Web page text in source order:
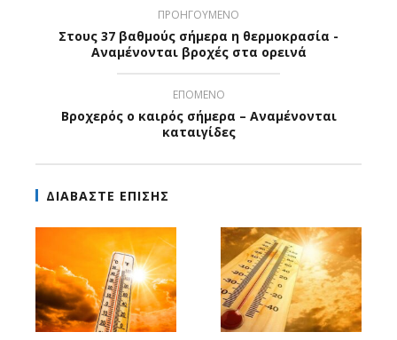
ΠΡΟΗΓΟΥΜΕΝΟ
Στους 37 βαθμούς σήμερα η θερμοκρασία -
Αναμένονται βροχές στα ορεινά
ΕΠΟΜΕΝΟ
Βροχερός ο καιρός σήμερα – Αναμένονται
καταιγίδες
ΔΙΑΒΑΣΤΕ ΕΠΙΣΗΣ